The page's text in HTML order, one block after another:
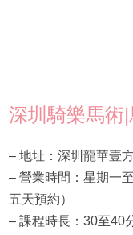
深圳騎樂馬術
– 地址：深圳龍華壹
– 營業時間：星期一
五天預約）
– 課程時長：30至40